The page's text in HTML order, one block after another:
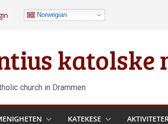
Norwegian
katolske
church in Drammen
KATEKESE